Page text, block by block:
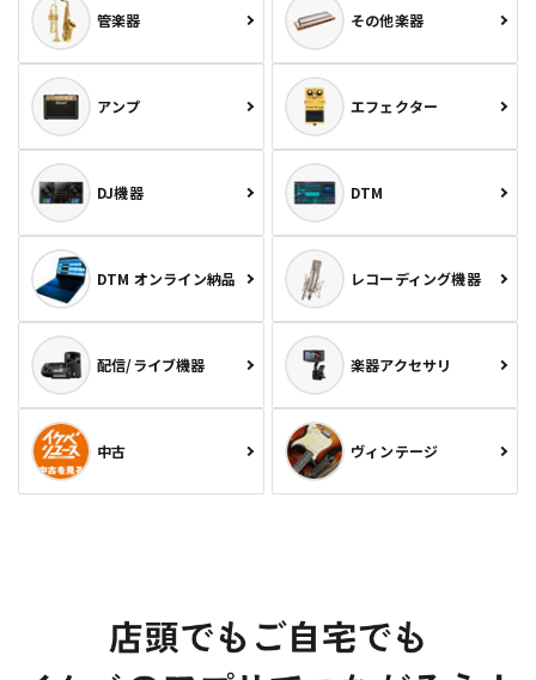
管楽器 その他楽器
アンプ エフェクター
DJ機器 DTM
DTM オンライン納品 レコーディング機器
配信/ライブ機器 楽器アクセサリ
中古 ヴィンテージ